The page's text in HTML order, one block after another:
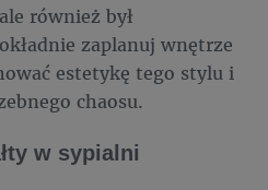
również był
zaplanuj wnętrze
estetykę tego stylu i
chaosu.
w sypialni